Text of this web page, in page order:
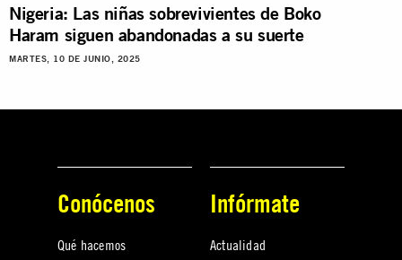
Nigeria: Las niñas sobrevivientes de Boko
Haram siguen abandonadas a su suerte
MARTES, 10 DE JUNIO, 2025
Conócenos
Qué hacemos
Infórmate
Actualidad